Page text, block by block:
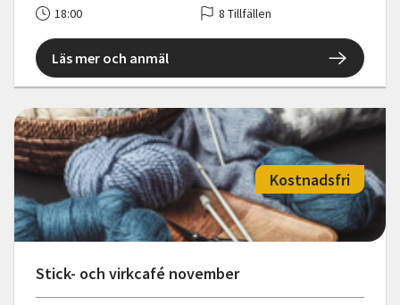
18:00
8 Tillfällen
Läs mer och anmäl
Stick- och virkcafé november
Kostnadsfri